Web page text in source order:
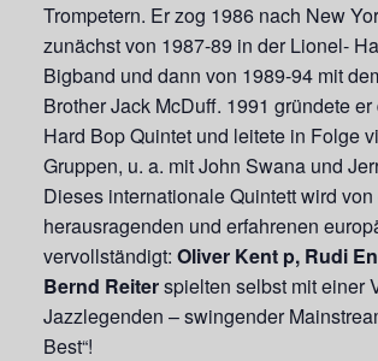
Trompetern. Er zog 1986 nach New
zunächst von 1987-89 in der Lionel-
Bigband und dann von 1989-94 mit
Brother Jack McDuff. 1991 gründete
Hard Bop Quintet und leitete in Folge
Gruppen, u. a. mit John Swana und
Dieses internationale Quintett wird
herausragenden und erfahrenen
vervollständigt: Oliver Kent p, Rudi
Bernd Reiterspielten selbst mit einer
Jazzlegenden – swingender
Best“!